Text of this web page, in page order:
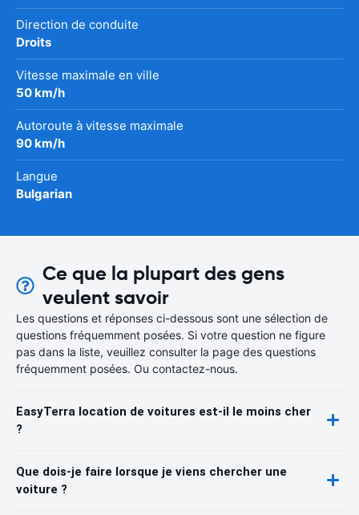
Direction de conduite
Droits
Vitesse maximale en ville
50 km/h
Autoroute à vitesse maximale
90 km/h
Langue
Bulgarian
Ce que la plupart des gens
veulent savoir
Les questions et réponses ci-dessous sont une sélection de
questions fréquemment posées. Si votre question ne figure
pas dans la liste, veuillez consulter la page des questions
fréquemment posées. Ou contactez-nous.
EasyTerra location de voitures est-il le moins cher
?
Que dois-je faire lorsque je viens chercher une
voiture ?